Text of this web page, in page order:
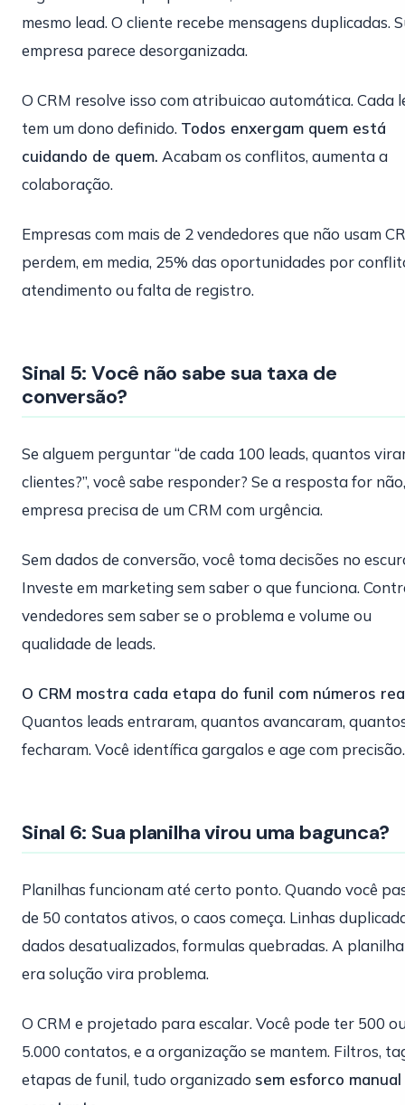
mesmo lead. O cliente recebe mensagens duplicadas.
empresa parece desorganizada.
O CRM resolve isso com atribuicao automática. Cada
tem um dono definido. Todos enxergam quem está
cuidando de quem. Acabam os conflitos, aumenta a
colaboração.
Empresas com mais de 2 vendedores que não usam
perdem, em media, 25% das oportunidades por
atendimento ou falta de registro.
Sinal 5: Você não sabe sua taxa de
conversão?
Se alguem perguntar “de cada 100 leads, quantos
clientes?”, você sabe responder? Se a resposta for
empresa precisa de um CRM com urgência.
Sem dados de conversão, você toma decisões no
Investe em marketing sem saber o que funciona.
vendedores sem saber se o problema e volume ou
qualidade de leads.
O CRM mostra cada etapa do funil com números
Quantos leads entraram, quantos avancaram,
fecharam. Você identífica gargalos e age com precisão.
Sinal 6: Sua planilha virou uma bagunca?
Planilhas funcionam até certo ponto. Quando você
de 50 contatos ativos, o caos começa. Linhas
dados desatualizados, formulas quebradas. A
era solução vira problema.
O CRM e projetado para escalar. Você pode ter 500
5.000 contatos, e a organização se mantem. Filtros,
etapas de funil, tudo organizado sem esforco manual